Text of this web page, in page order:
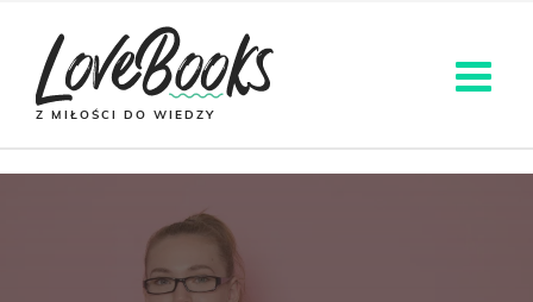
Z MIŁOŚCI DO WIEDZY